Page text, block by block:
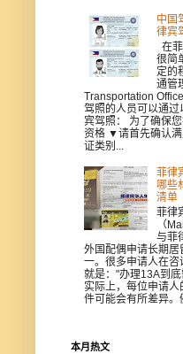
中国
律宾
在
很简
定的
通管
Transportation
驾照的人员可以通
宾驾照： 为了确保
资格 ▼请首先确认
证类别...
菲律
哪些
清单
菲律
（
与菲
外国配偶申请长期居
一。很多申请人在
就是："办理13A到
实际上，每位申请
件可能会有所差异。
本月热文